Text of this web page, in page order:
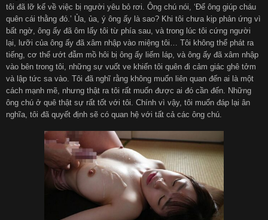
tôi đã lỡ kể về việc bị người yêu bỏ rơi. Ông chú nói, ‘Để ông giúp cháu
quên cái thằng đó.’ Ủa, ủa, ý ông ấy là sao? Khi tôi chưa kịp phản ứng vì
bất ngờ, ông ấy đã ôm lấy tôi từ phía sau, và trong lúc tôi cứng người
lại, lưỡi của ông ấy đã xâm nhập vào miệng tôi… Tôi không thể phát ra
tiếng, cơ thể ướt đẫm mồ hôi bị ông ấy liếm láp, và ông ấy đã xâm nhập
vào bên trong tôi, những sự vuốt ve khiến tôi quên đi cảm giác ghê tởm
và lập tức sa vào. Tôi đã nghĩ rằng không muốn liên quan đến ai là một
cách mạnh mẽ, nhưng thật ra tôi rất muốn được ai đó cần đến. Những
ông chú ở quê thật sự rất tốt với tôi. Chính vì vậy, tôi muốn đáp lại ân
nghĩa, tôi đã quyết định sẽ có quan hệ với tất cả các ông chú.